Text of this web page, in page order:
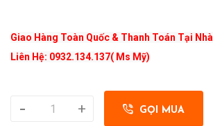
Giao Hàng Toàn Quốc & Thanh Toán Tại Nhà
Liên Hệ: 0932.134.137( Ms Mỹ)
- + GỌI MUA